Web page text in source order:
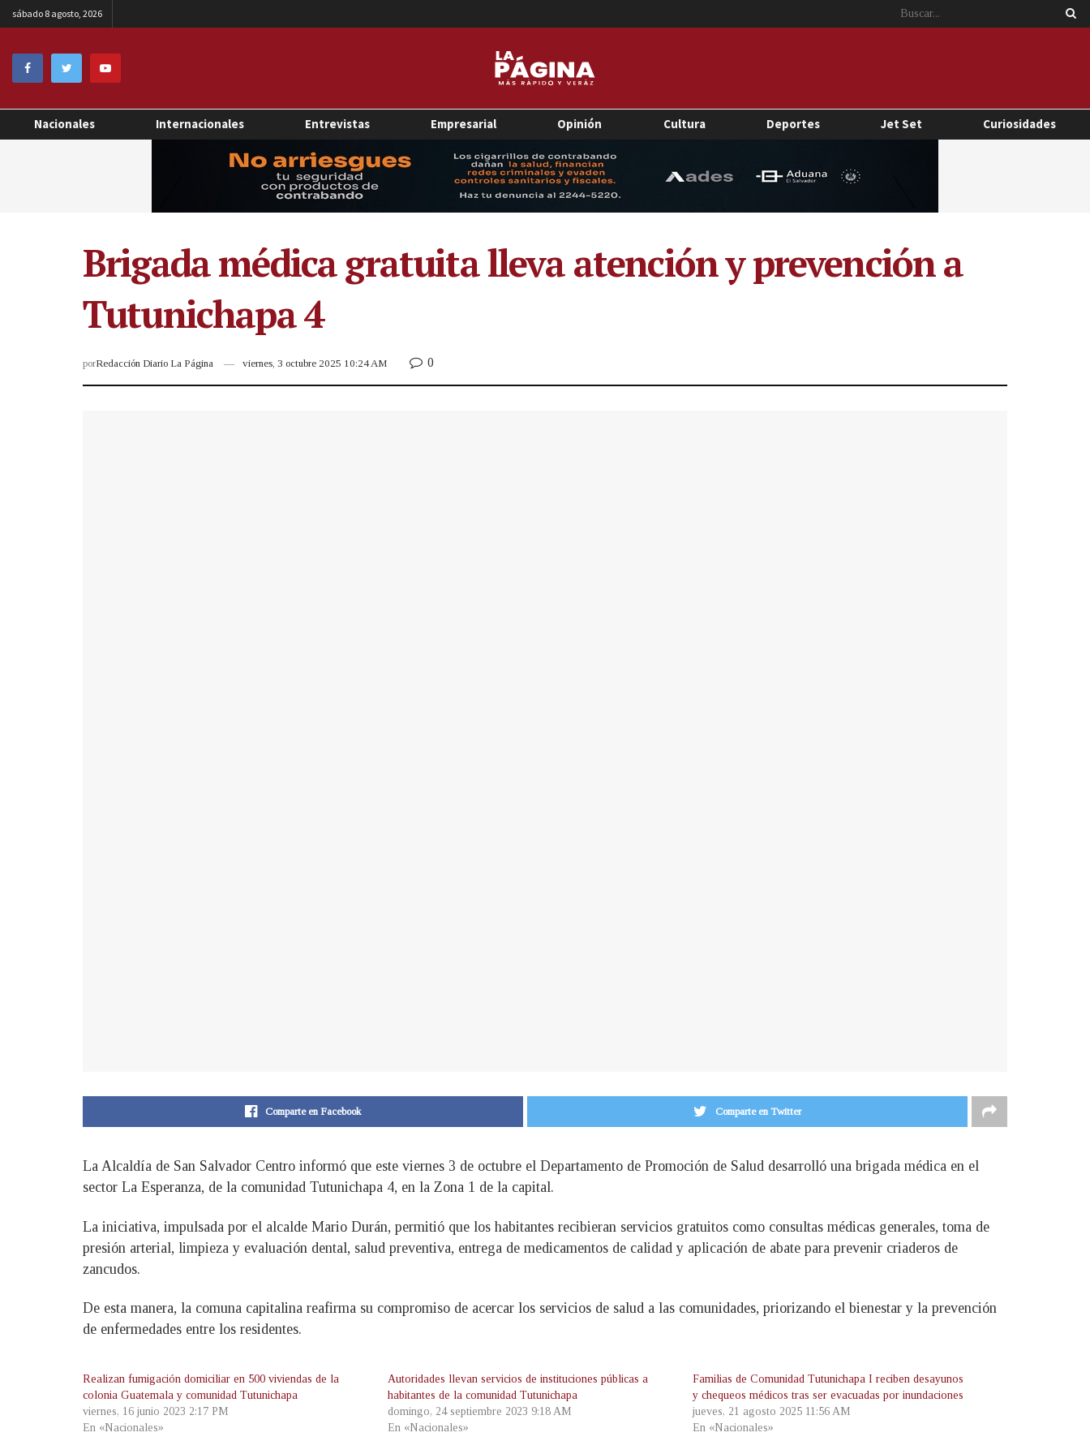
sábado 8 agosto, 2026
Nacionales Internacionales Entrevistas Empresarial Opinión Cultura Deportes Jet Set Curiosidades
Brigada médica gratuita lleva atención y prevención a
Tutunichapa 4
porRedacción Diario La Página viernes, 3 octubre 2025 10:24 AM 0
Comparte en Facebook Comparte en Twitter
La Alcaldía de San Salvador Centro informó que este viernes 3 de octubre el Departamento de Promoción de Salud desarrolló una brigada médica en el
sector La Esperanza, de la comunidad Tutunichapa 4, en la Zona 1 de la capital.
La iniciativa, impulsada por el alcalde Mario Durán, permitió que los habitantes recibieran servicios gratuitos como consultas médicas generales, toma de
presión arterial, limpieza y evaluación dental, salud preventiva, entrega de medicamentos de calidad y aplicación de abate para prevenir criaderos de
zancudos.
De esta manera, la comuna capitalina reafirma su compromiso de acercar los servicios de salud a las comunidades, priorizando el bienestar y la prevención
de enfermedades entre los residentes.
Realizan fumigación domiciliar en 500 viviendas de la
colonia Guatemala y comunidad Tutunichapa
viernes, 16 junio 2023 2:17 PM
En «Nacionales»
Autoridades llevan servicios de instituciones públicas a
habitantes de la comunidad Tutunichapa
domingo, 24 septiembre 2023 9:18 AM
En «Nacionales»
Familias de Comunidad Tutunichapa I reciben desayunos
y chequeos médicos tras ser evacuadas por inundaciones
jueves, 21 agosto 2025 11:56 AM
En «Nacionales»